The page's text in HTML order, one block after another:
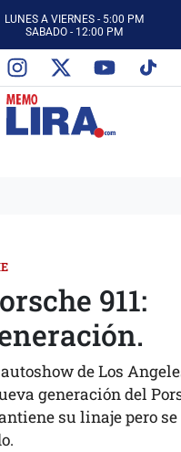
ESCUCHA AUTOS AL CIEN
CON MEMO LIRA Y SU EQUIPO
SABADO - 12:00 PM
ESCUCHA AUTOS AL CIEN
CON MEMO LIRA Y SU EQUIPO
LUNES A VIERNES - 5:00 PM
SABADO - 12:00 PM
911:
de Los
generación del
su linaje pero se